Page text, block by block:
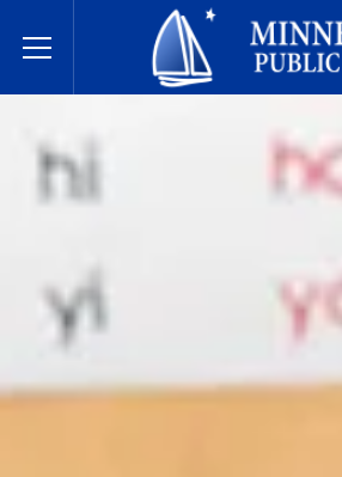
Toggle Menu
Minnetonka davlat maktablari